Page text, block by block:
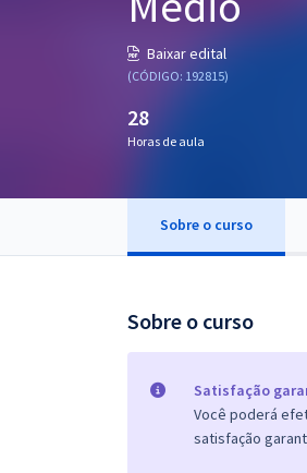
Baixar edital
(CÓDIGO: 192815)
28
Horas de aula
Sobre o curso
Sobre o curso
Satisfação
Você poderá
satisfação